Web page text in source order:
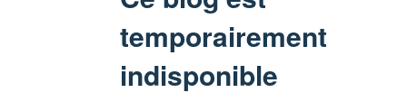
temporairement
indisponible